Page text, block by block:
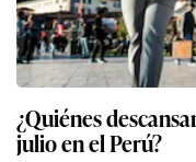
¿Quiénes
julio en el Perú?